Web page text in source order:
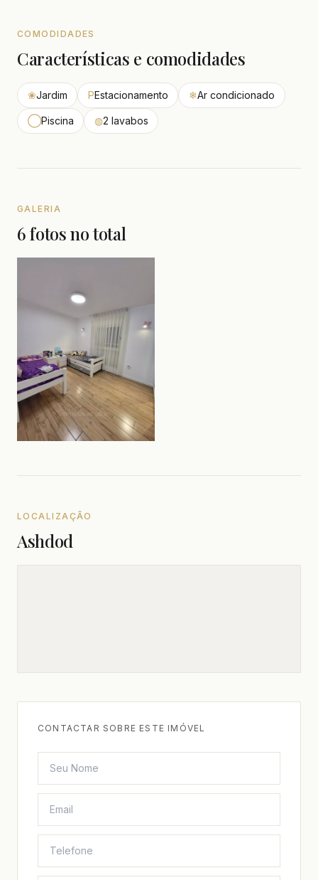
COMODIDADES
Características e comodidades
❀Jardim PEstacionamento ❄Ar condicionado
◯Piscina ◍2 lavabos
GALERIA
6 fotos no total
LOCALIZAÇÃO
Ashdod
CONTACTAR SOBRE ESTE IMÓVEL